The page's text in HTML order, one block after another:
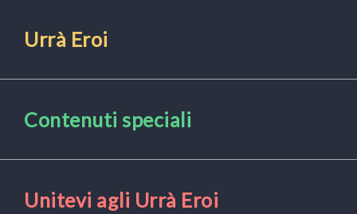
Urrà Eroi
Contenuti speciali
Unitevi agli Urrà Eroi